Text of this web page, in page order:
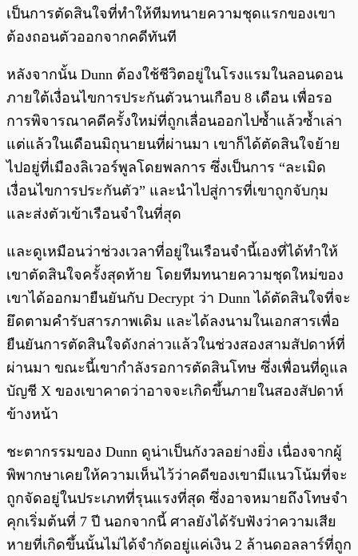
เป็นการตัดสินใจที่ทำให้ทีมทนายความชุดแรกของเขา
ต้องถอนตัวออกจากคดีทันที
หลังจากนั้น Dunn ต้องใช้ชีวิตอยู่ในโรงแรมในลอนดอน
ภายใต้เงื่อนไขการประกันตัวนานเกือบ 8 เดือน เพื่อรอ
การพิจารณาคดีครั้งใหม่ที่ถูกเลื่อนออกไปซ้ำแล้วซ้ำเล่า
แต่แล้วในเดือนมิถุนายนที่ผ่านมา เขาก็ได้ตัดสินใจย้าย
ไปอยู่ที่เมืองลิเวอร์พูลโดยพลการ ซึ่งเป็นการ “ละเมิด
เงื่อนไขการประกันตัว” และนำไปสู่การที่เขาถูกจับกุม
และส่งตัวเข้าเรือนจำในที่สุด
และดูเหมือนว่าช่วงเวลาที่อยู่ในเรือนจำนี้เองที่ได้ทำให้
เขาตัดสินใจครั้งสุดท้าย โดยทีมทนายความชุดใหม่ของ
เขาได้ออกมายืนยันกับ Decrypt ว่า Dunn ได้ตัดสินใจที่จะ
ยึดตามคำรับสารภาพเดิม และได้ลงนามในเอกสารเพื่อ
ยืนยันการตัดสินใจดังกล่าวแล้วในช่วงสองสามสัปดาห์ที่
ผ่านมา ขณะนี้เขากำลังรอการตัดสินโทษ ซึ่งเพื่อนที่ดูแล
บัญชี X ของเขาคาดว่าอาจจะเกิดขึ้นภายในสองสัปดาห์
ข้างหน้า
ชะตากรรมของ Dunn ดูน่าเป็นกังวลอย่างยิ่ง เนื่องจากผู้
พิพากษาเคยให้ความเห็นไว้ว่าคดีของเขามีแนวโน้มที่จะ
ถูกจัดอยู่ในประเภทที่รุนแรงที่สุด ซึ่งอาจหมายถึงโทษจำ
คุกเริ่มต้นที่ 7 ปี นอกจากนี้ ศาลยังได้รับฟังว่าความเสีย
หายที่เกิดขึ้นนั้นไม่ได้จำกัดอยู่แค่เงิน 2 ล้านดอลลาร์ที่ถูก